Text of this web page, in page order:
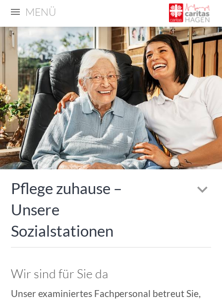
MENÜ
Pflege zuhause –
Unsere
Sozialstationen
Wir sind für Sie da
Unser examiniertes Fachpersonal betreut Sie,